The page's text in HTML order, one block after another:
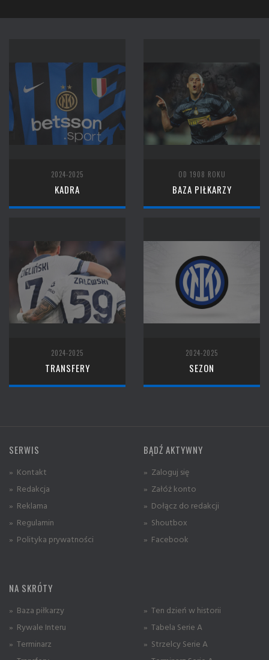
2024-2025
KADRA
OD 1908 ROKU
BAZA PIŁKARZY
2024-2025
TRANSFERY
2024-2025
SEZON
SERWIS
» Kontakt
» Redakcja
» Reklama
» Regulamin
» Polityka prywatności
BĄDŹ AKTYWNY
» Zaloguj się
» Załóż konto
» Dołącz do redakcji
» Shoutbox
» Facebook
NA SKRÓTY
» Baza piłkarzy
» Rywale Interu
» Terminarz
» Ten dzień w historii
» Tabela Serie A
» Strzelcy Serie A